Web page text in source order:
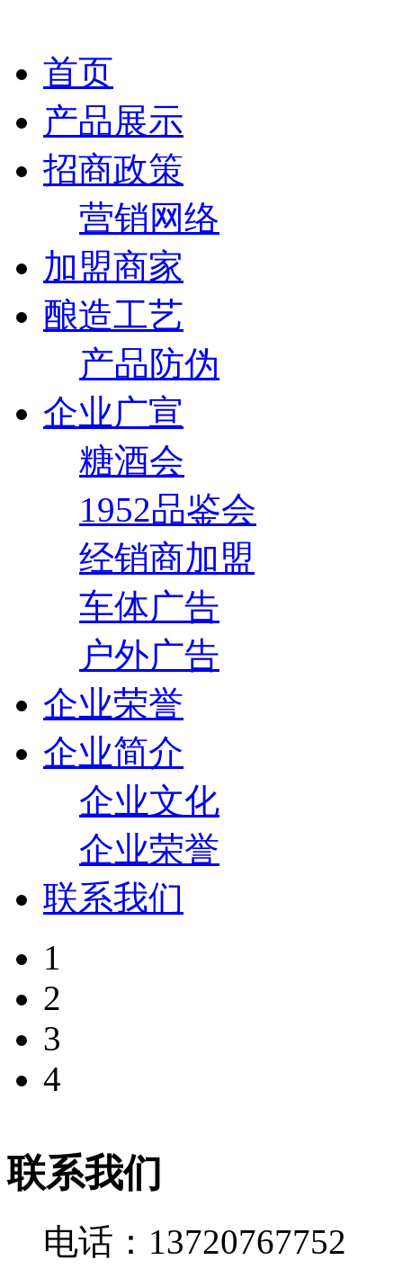
首页
产品展示
招商政策
营销网络
加盟商家
酿造工艺
产品防伪
企业广宣
糖酒会
1952品鉴会
经销商加盟
车体广告
户外广告
企业荣誉
企业简介
企业文化
企业荣誉
联系我们
1
2
3
4
联系我们
电话：13720767752